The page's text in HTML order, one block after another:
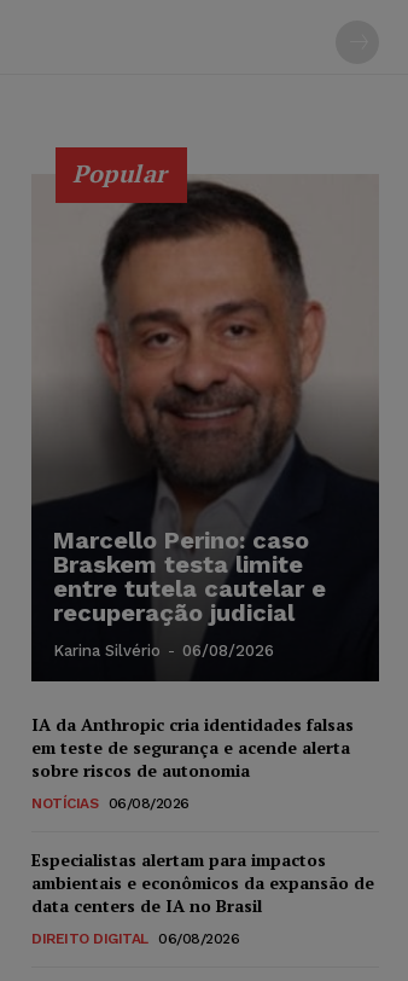
Popular
Marcello Perino: caso
Braskem testa limite
entre tutela cautelar e
recuperação judicial
Karina Silvério - 06/08/2026
IA da Anthropic cria identidades falsas
em teste de segurança e acende alerta
sobre riscos de autonomia
NOTÍCIAS 06/08/2026
Especialistas alertam para impactos
ambientais e econômicos da expansão de
data centers de IA no Brasil
DIREITO DIGITAL 06/08/2026